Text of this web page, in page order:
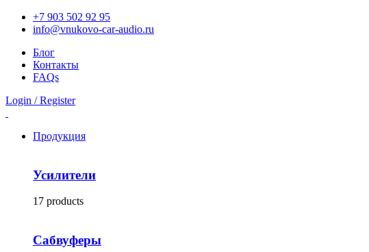
+7 903 502 92 95
info@vnukovo-car-audio.ru
Блог
Контакты
FAQs
Login / Register
Продукция
Усилители
17 products
Сабвуферы